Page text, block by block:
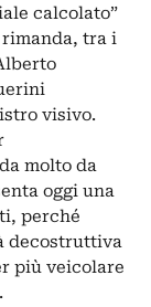
calcolato”
tra i
visivo.
molto da
oggi una
perché
decostruttiva
più veicolare